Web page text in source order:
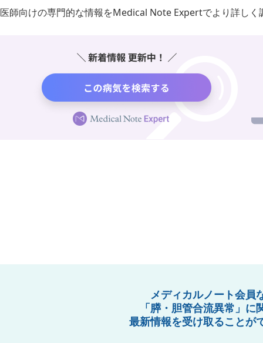
医師向けの専門的な情報をMedical Note Expertでより詳しく
メディカルノート会員
「膵・胆管合流異常」に
最新情報を受け取ることが